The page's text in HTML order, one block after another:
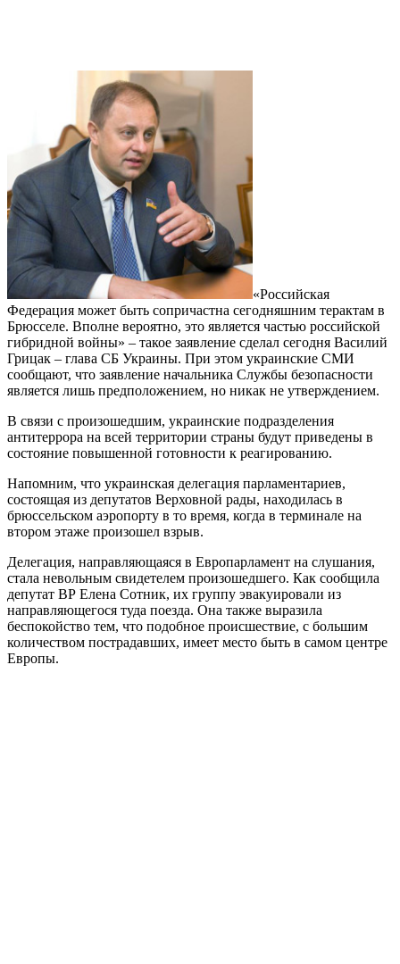
«Российская
Федерация может быть сопричастна сегодняшним терактам в
Брюсселе. Вполне вероятно, это является частью российской
гибридной войны» – такое заявление сделал сегодня Василий
Грицак – глава СБ Украины. При этом украинские СМИ
сообщают, что заявление начальника Службы безопасности
является лишь предположением, но никак не утверждением.
В связи с произошедшим, украинские подразделения
антитеррора на всей территории страны будут приведены в
состояние повышенной готовности к реагированию.
Напомним, что украинская делегация парламентариев,
состоящая из депутатов Верховной рады, находилась в
брюссельском аэропорту в то время, когда в терминале на
втором этаже произошел взрыв.
Делегация, направляющаяся в Европарламент на слушания,
стала невольным свидетелем произошедшего. Как сообщила
депутат ВР Елена Сотник, их группу эвакуировали из
направляющегося туда поезда. Она также выразила
беспокойство тем, что подобное происшествие, с большим
количеством пострадавших, имеет место быть в самом центре
Европы.